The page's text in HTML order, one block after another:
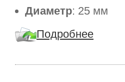
Диаметр: 25 мм
Подробнее